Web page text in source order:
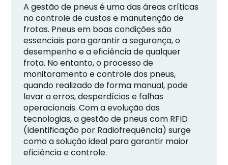
A gestão de pneus é uma das áreas críticas
no controle de custos e manutenção de
frotas. Pneus em boas condições são
essenciais para garantir a segurança, o
desempenho e a eficiência de qualquer
frota. No entanto, o processo de
monitoramento e controle dos pneus,
quando realizado de forma manual, pode
levar a erros, desperdícios e falhas
operacionais. Com a evolução das
tecnologias, a gestão de pneus com RFID
(Identificação por Radiofrequência) surge
como a solução ideal para garantir maior
eficiência e controle.